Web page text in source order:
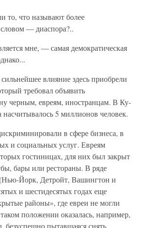
то, что называют более
— диаспора?..
мне, — самая демократическая
влияние здесь приобрели
требовал объявить
черным, евреям, иностранцам. В Ку-
насчитывалось 5 миллионов человек.
в сфере бизнеса, в
и социальных услуг. Евреям
гостиницах, для них был закрыт
бары или рестораны. В ряде
Йорк, Детройт, Вашингтон и
и шестидесятых годах еще
районы», где евреи не могли
положении оказалась, например,
безуспешно пытавшаяся снять